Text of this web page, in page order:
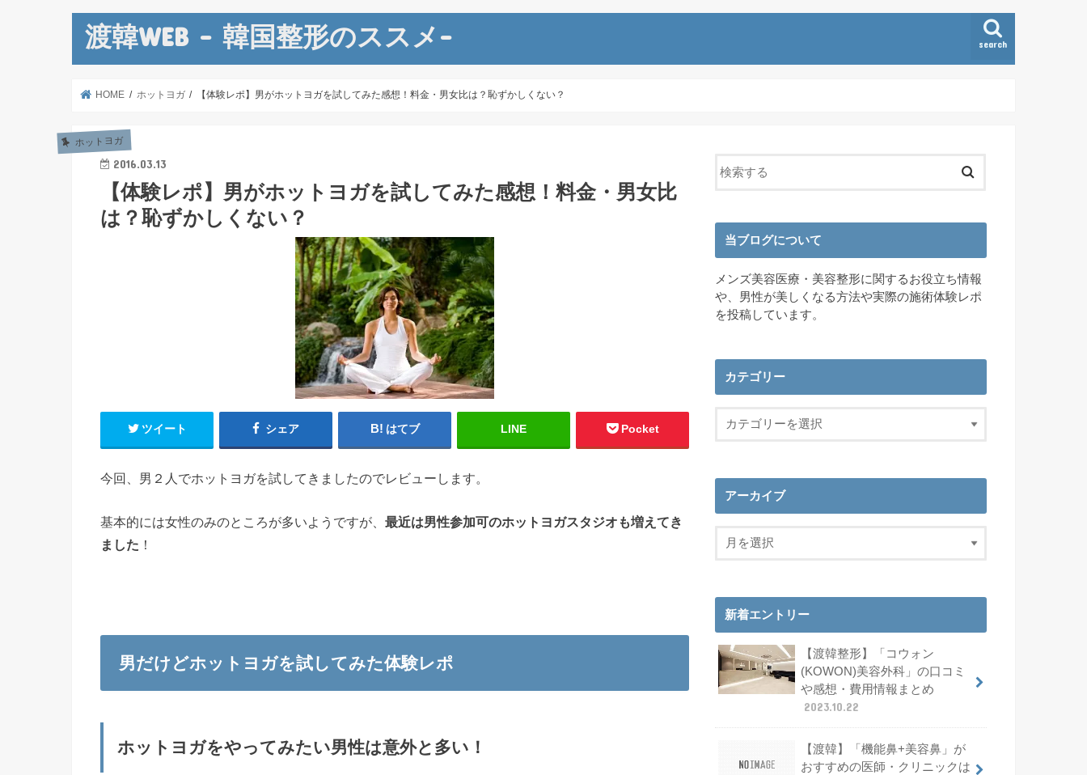
渡韓WEB – 韓国整形のススメ- search
HOME ホットヨガ 【体験レポ】男がホットヨガを試してみた感想！料金・男女比は？恥ずかしくない？
ホットヨガ
2016.03.13
【体験レポ】男がホットヨガを試してみた感想！料金・男女比
は？恥ずかしくない？
ツイート シェア はてブ LINE Pocket
今回、男２人でホットヨガを試してきましたのでレビューします。
基本的には女性のみのところが多いようですが、 最近は男性参加可のホットヨガスタジオも増えてき
ました ！
男だけどホットヨガを試してみた体験レポ
ホットヨガをやってみたい男性は意外と多い！
当ブログについて
メンズ美容医療・美容整形に関するお役立ち情報
や、男性が美しくなる方法や実際の施術体験レポ
を投稿しています。
カテゴリー
アーカイブ
新着エントリー
【渡韓整形】「コウォン
(KOWON)美容外科」の口コミ
や感想・費用情報まとめ
2023.10.22
【渡韓】「機能鼻+美容鼻」が
おすすめの医師・クリニックは